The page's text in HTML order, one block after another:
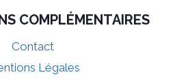
COMPLÉMENTAIRES
Contact
Légales